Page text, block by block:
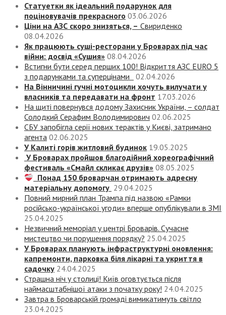
Статуетки як ідеальний подарунок для
поціновувачів прекрасного 03.06.2026
Ціни на АЗС скоро знизяться, – Свириденко
08.04.2026
Як працюють суші-ресторани у Броварах під час
війни: досвід «Сушия» 08.04.2026
Встигни бути серед перших 100! Відкриття АЗС EURO 5
з подарунками та суперцінами
02.04.2026
На Вінничині гучні мотоцикли хочуть вилучати у
власників та передавати на фронт 17.03.2026
На щиті повернувся додому Захисник України, – солдат
Солодкий Серафим Володимирович 02.06.2025
СБУ запобігла серії нових терактів у Києві, затримано
агента 02.06.2025
У Калиті горів житловий будинок 19.05.2025
У Броварах пройшов благодійний хореографічний
фестиваль «Смайл скликає друзів» 08.05.2025
Понад 150 броварчан отримають адресну
матеріальну допомогу 29.04.2025
Повний мирний план Трампа під назвою «‎Рамки
російсько-української угоди» вперше опублікували в ЗМІ
25.04.2025
Незвичний меморіал у центрі Броварів. Сучасне
мистецтво чи порушення порядку? 25.04.2025
У Броварах планують інфраструктурні оновлення:
капремонти, парковка біля лікарні та укриття в
садочку 24.04.2025
Страшна ніч у столиці! Київ оговтується після
наймасштабнішої атаки з початку року! 24.04.2025
Завтра в Броварській громаді вимикатимуть світло
23.04.2025